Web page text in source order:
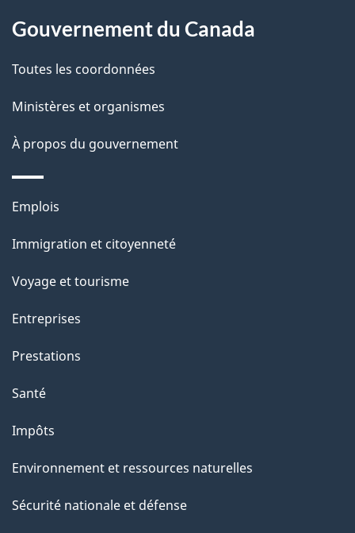
u
n
t
a
g
e
a
t
i
n
s
u
r
c
t
t
a
e
Gouvernement du Canada
Toutes les coordonnées
Ministères et organismes
À propos du gouvernement
Thèmes
sujets
Emplois
Immigration et citoyenneté
Voyage et tourisme
Entreprises
Prestations
Santé
Impôts
Environnement et ressources naturelles
Sécurité nationale et défense